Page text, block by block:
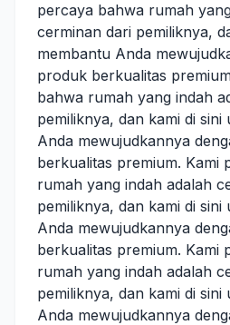
percaya bahwa rumah
cerminan dari pemiliknya,
membantu Anda
produk berkualitas
bahwa rumah yang indah
pemiliknya, dan kami di
Anda mewujudkannya
berkualitas premium. Kami
rumah yang indah adalah
pemiliknya, dan kami di
Anda mewujudkannya
berkualitas premium. Kami
rumah yang indah adalah
pemiliknya, dan kami di
Anda mewujudkannya